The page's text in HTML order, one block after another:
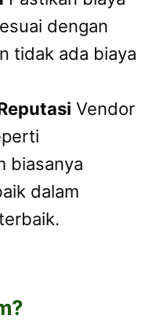
dengan
tidak ada biaya
Vendor
biasanya
dalam